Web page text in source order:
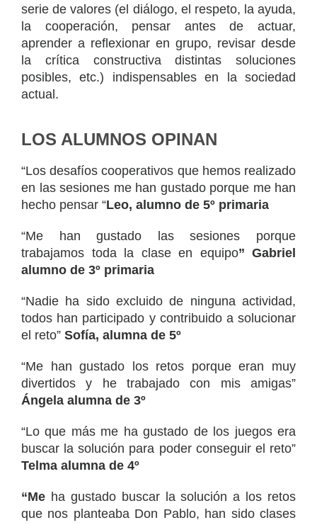
serie de valores (el diálogo, el respeto, la ayuda,
la cooperación, pensar antes de actuar,
aprender a reflexionar en grupo, revisar desde
la crítica constructiva distintas soluciones
posibles, etc.) indispensables en la sociedad
actual.
LOS ALUMNOS OPINAN
“Los desafíos cooperativos que hemos realizado
en las sesiones me han gustado porque me han
hecho pensar “Leo, alumno de 5º primaria
“Me han gustado las sesiones porque
trabajamos toda la clase en equipo” Gabriel
alumno de 3º primaria
“Nadie ha sido excluido de ninguna actividad,
todos han participado y contribuido a solucionar
el reto” Sofía, alumna de 5º
“Me han gustado los retos porque eran muy
divertidos y he trabajado con mis amigas”
Ángela alumna de 3º
“Lo que más me ha gustado de los juegos era
buscar la solución para poder conseguir el reto”
Telma alumna de 4º
“Me ha gustado buscar la solución a los retos
que nos planteaba Don Pablo, han sido clases